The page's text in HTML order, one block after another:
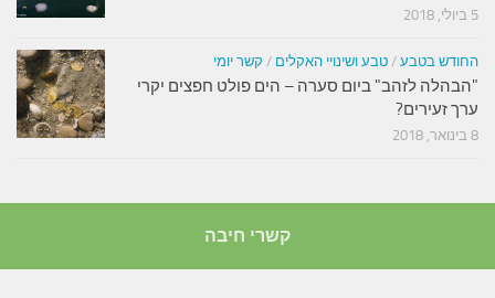
5 ביולי, 2018
החודש בטבע / טבע ושינויי האקלים / קשר יומי
"הבהלה לזהב" ביום סערה – הים פולט חפצים יקרי
ערך זעירים?
8 בינואר, 2018
קשרי חיבה